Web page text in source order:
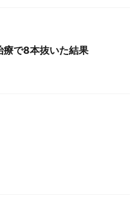
療で8本抜いた結果